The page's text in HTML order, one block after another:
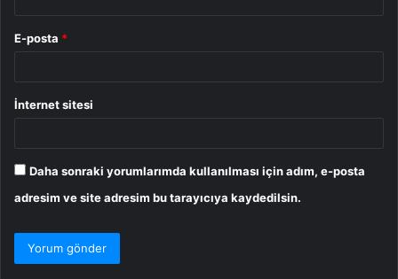
E-posta *
İnternet sitesi
Daha sonraki yorumlarımda kullanılması için adım, e-posta
adresim ve site adresim bu tarayıcıya kaydedilsin.